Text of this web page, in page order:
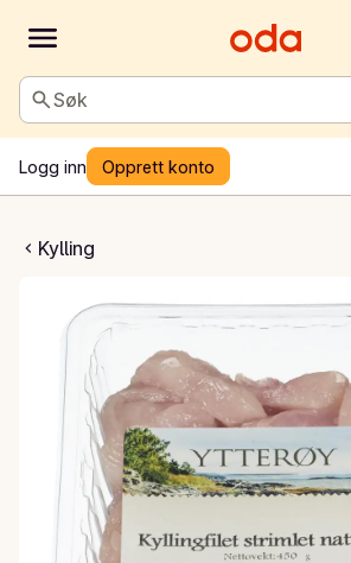
Søk
Logg inn Opprett konto
Kyllingnaturell